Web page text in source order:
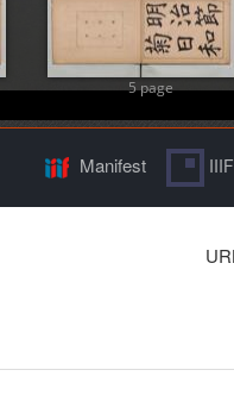
5 page
Manifest